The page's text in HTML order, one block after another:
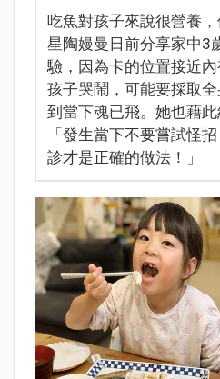
吃魚對孩子來說很營養
星陶嫚曼日前分享家中3
驗，因為卡的位置接近
孩子哭鬧，可能要採取
到當下魂已飛。她也藉此
「發生當下不要嘗試怪
診才是正確的做法！」